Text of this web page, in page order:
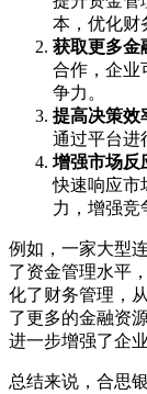
本，优化财
获取更多金
合作，企业
争力。
提高决策效
通过平台进
增强市场反
快速响应市
力，增强竞
例如，一家大型
了资金管理水平
化了财务管理，
了更多的金融资
进一步增强了企
总结来说，合思